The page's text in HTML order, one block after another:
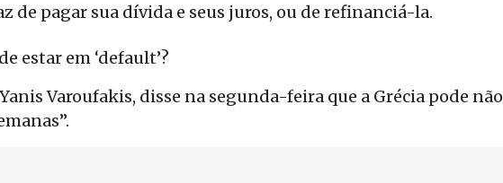
de pagar sua dívida e seus juros, ou de refinanciá-la.
estar em ‘default’?
Varoufakis, disse na segunda-feira que a Grécia pode não